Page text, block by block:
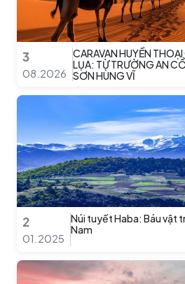
3
08.2026
CARAVAN HUYỀN
LỤA: TỪ TRƯỜNG AN
SƠN HÙNG VĨ
2
01.2025
Núi tuyết Haba: Báu vật
Nam